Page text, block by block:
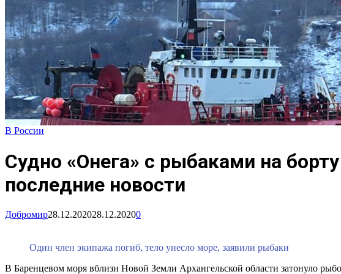
В России
Судно «Онега» с рыбаками на
последние новости
Добромир28.12.202028.12.20200
Один член экипажа погиб, тело унесло море, заявили рыбаки
В Баренцевом моря вблизи Новой Земли Архангельской области затонуло